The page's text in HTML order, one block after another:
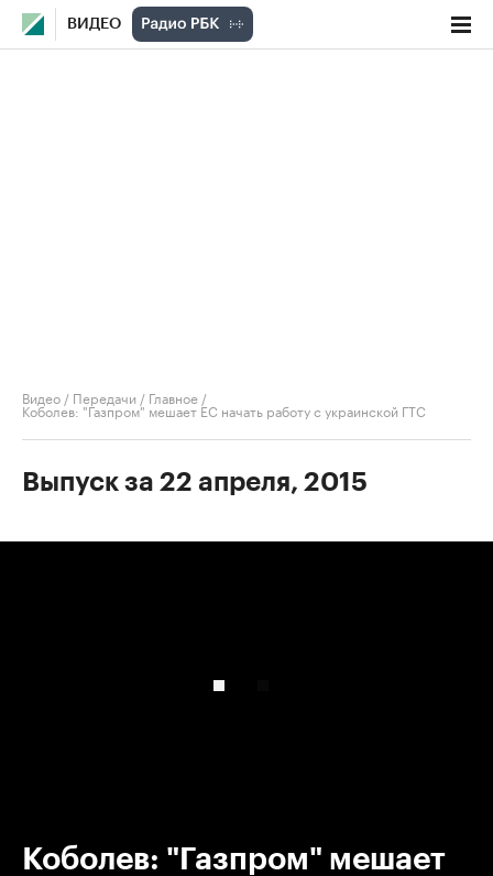
ВИДЕО
Видео / Передачи / Главное /
Коболев: "Газпром" мешает ЕС начать работу с украинской ГТС
Выпуск за 22 апреля, 2015
Коболев: "Газпром" мешает